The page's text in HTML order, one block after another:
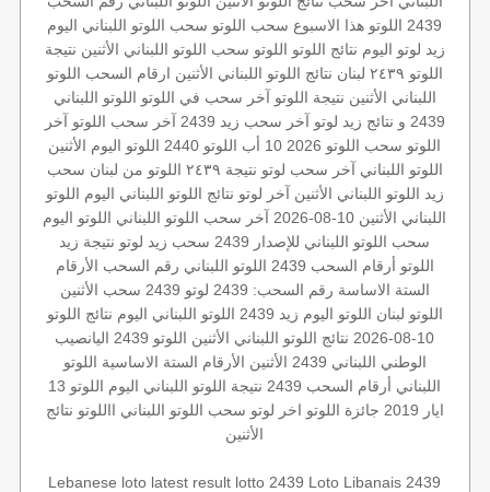
2439 اللوتو هذا الاسبوع سحب اللوتو سحب اللوتو اللبناني اليوم
زيد لوتو اليوم نتائج اللوتو اللوتو سحب اللوتو اللبناني الأثنين نتيجة
اللوتو ٢٤٣٩
لبنان نتائج اللوتو اللبناني الأثنين ارقام السحب اللوتو
اللبناني الأثنين نتيجة اللوتو آخر سحب في اللوتو اللوتو اللبناني
2439 و نتائج زيد
لوتو آخر سحب زيد 2439 آخر سحب اللوتو آخر
اللوتو سحب اللوتو 2026 10 أب اللوتو 2440
اللوتو اليوم الأثنين
اللوتو اللبناني آخر سحب لوتو نتيجة ٢٤٣٩ اللوتو من لبنان سحب
زيد اللوتو اللبناني الأثنين آخر لوتو نتائج اللوتو اللبناني اليوم اللوتو
اللبناني الأثنين 10-08-2026
آخر سحب اللوتو اللبناني اللوتو اليوم
سحب اللوتو اللبناني للإصدار 2439
سحب زيد لوتو نتيجة زيد
اللوتو أرقام السحب 2439
اللوتو اللبناني رقم السحب الأرقام
الستة الاساسة رقم السحب: 2439 لوتو 2439
سحب الأثنين
اللوتو لبنان اللوتو اليوم زيد 2439 اللوتو اللبناني اليوم نتائج اللوتو
10-08-2026
نتائج اللوتو اللبناني الأثنين اللوتو 2439
اليانصيب
الوطني اللبناني 2439 الأثنين الأرقام الستة الاساسية اللوتو
اللبناني أرقام السحب 2439
نتيجة اللوتو اللبناني اليوم
اللوتو 13
ايار 2019
جائزة اللوتو اخر لوتو سحب اللوتو اللبناني االلوتو نتائج
الأثنين
Lebanese loto latest result lotto 2439 Loto Libanais 2439